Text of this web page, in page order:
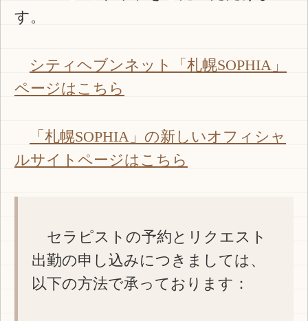
す。
シティヘブンネット「札幌SOPHIA」
ページはこちら
「札幌SOPHIA」の新しいオフィシャ
ルサイトページはこちら
セラピストの予約とリクエスト
出勤の申し込みにつきましては、
以下の方法で承っております：